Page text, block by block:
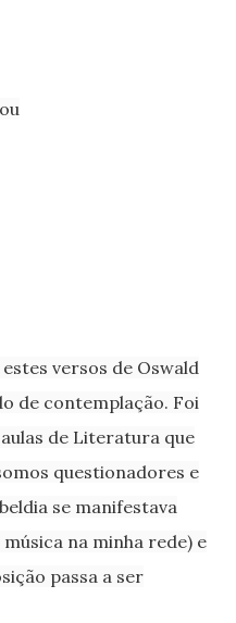
versos de Oswald
de contemplação. Foi
de Literatura que
questionadores e
se manifestava
na minha rede) e
passa a ser